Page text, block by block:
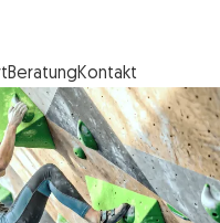
mbH SFG Logo
BeratungKontakt